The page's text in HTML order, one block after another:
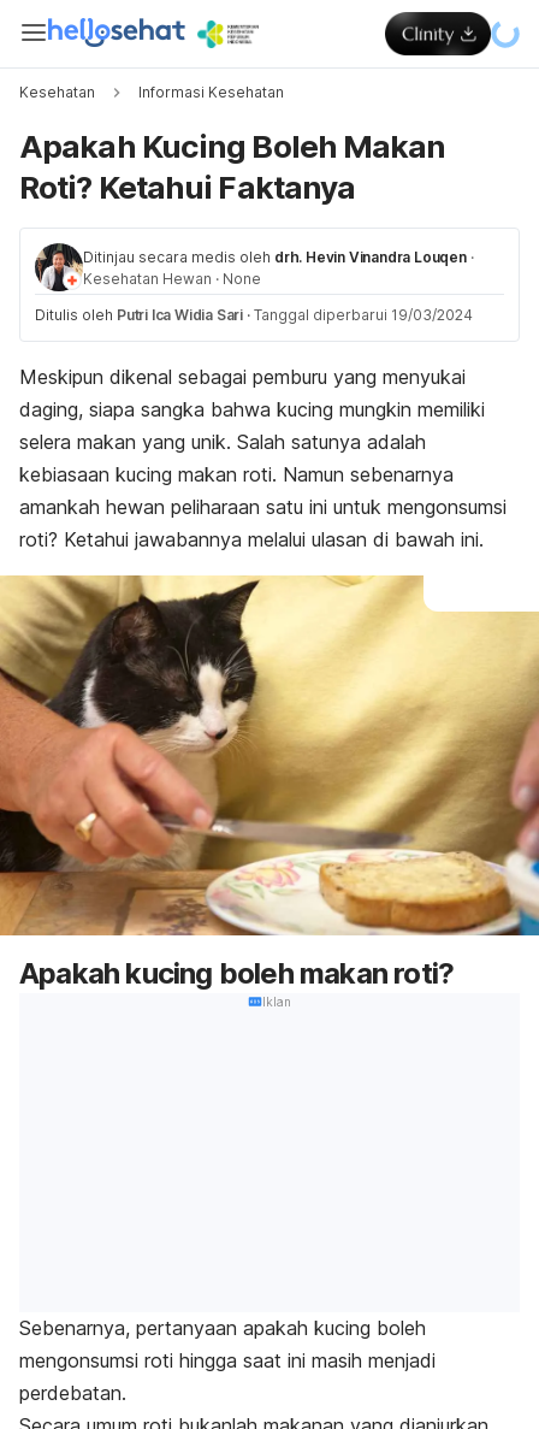
Kesehatan Informasi Kesehatan
Apakah Kucing Boleh Makan
Roti? Ketahui Faktanya
Ditinjau secara medis oleh drh. Hevin Vinandra Louqen ·
Kesehatan Hewan · None
Ditulis oleh Putri Ica Widia Sari · Tanggal diperbarui 19/03/2024
Meskipun dikenal sebagai pemburu yang menyukai
daging, siapa sangka bahwa kucing mungkin memiliki
selera makan yang unik. Salah satunya adalah
kebiasaan kucing makan roti. Namun sebenarnya
amankah hewan peliharaan satu ini untuk mengonsumsi
roti? Ketahui jawabannya melalui ulasan di bawah ini.
Apakah kucing boleh makan roti?
Iklan
Sebenarnya, pertanyaan apakah kucing boleh
mengonsumsi roti hingga saat ini masih menjadi
perdebatan.